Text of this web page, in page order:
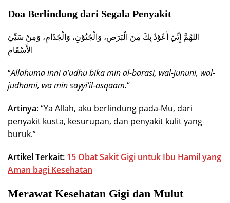
Doa Berlindung dari Segala Penyakit
اللهُمَّ إِنِّيْ أَعُوْذُ بِكَ مِنَ الْبَرَصِ، وَالْجُنُوْنِ، وَالْجُذَامِ، وَمِنْ سَيِّئِ
الأَسْقَامِ
“Allahuma inni a’udhu bika min al-barasi, wal-jununi, wal-
judhami, wa min sayyi’il-asqaam.“
Artinya: “Ya Allah, aku berlindung pada-Mu, dari
penyakit kusta, kesurupan, dan penyakit kulit yang
buruk.”
Artikel Terkait: 15 Obat Sakit Gigi untuk Ibu Hamil yang
Aman bagi Kesehatan
Merawat Kesehatan Gigi dan Mulut